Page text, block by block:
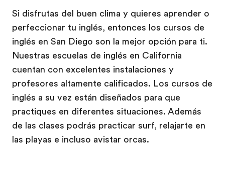
Trabajos
Únete al equipo
Si disfrutas del buen clima y quieres aprender o
perfeccionar tu inglés, entonces los cursos de
inglés en San Diego son la mejor opción para ti.
Nuestras escuelas de inglés en California
cuentan con excelentes instalaciones y
profesores altamente calificados. Los cursos de
inglés a su vez están diseñados para que
practiques en diferentes situaciones. Además
de las clases podrás practicar surf, relajarte en
las playas e incluso avistar orcas.